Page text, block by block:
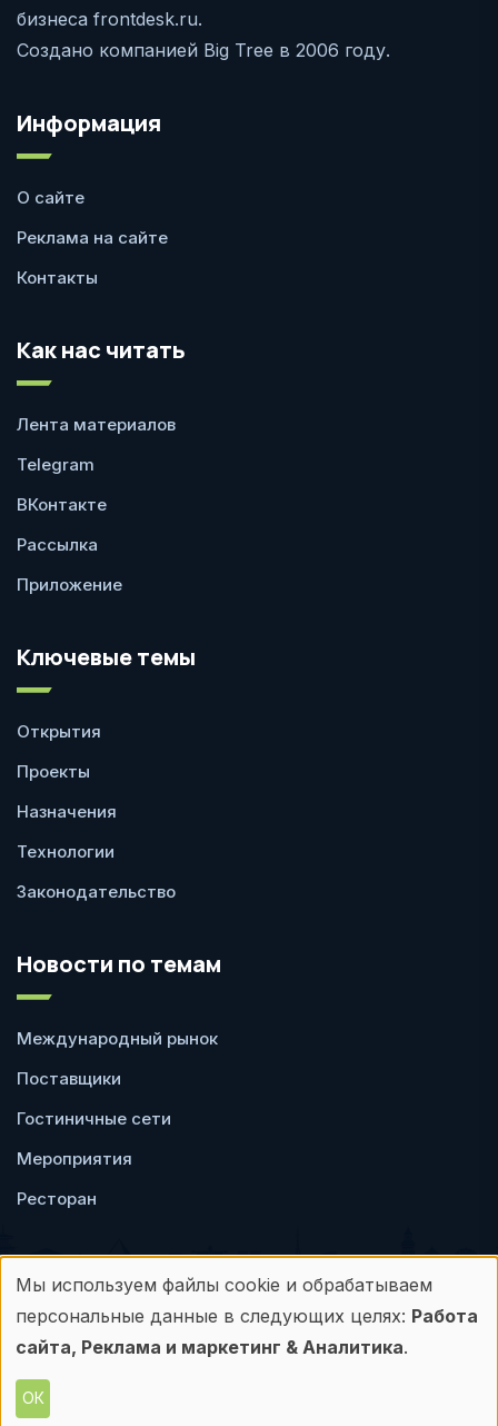
бизнеса frontdesk.ru.
Создано компанией Big Tree в 2006 году.
Информация
О сайте
Реклама на сайте
Контакты
Как нас читать
Лента материалов
Telegram
ВКонтакте
Рассылка
Приложение
Ключевые темы
Открытия
Проекты
Назначения
Технологии
Законодательство
Новости по темам
Международный рынок
Поставщики
Гостиничные сети
Мероприятия
Ресторан
Пользовательское
соглашение
Политика
конфиденциальности
Использование
персональных
данных
Мы используем файлы cookie и обрабатываем
персональные данные в следующих целях: Работа
сайта, Реклама и маркетинг & Аналитика.
ОК